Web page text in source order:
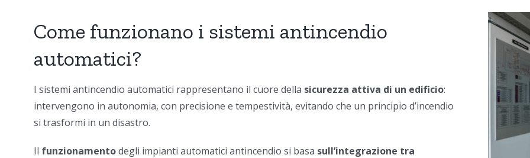
Come funzionano i sistemi antincendio
automatici?
I sistemi antincendio automatici rappresentano il cuore della sicurezza attiva di un edificio:
intervengono in autonomia, con precisione e tempestività, evitando che un principio d’incendio
si trasformi in un disastro.
Il funzionamentodegli impianti automatici antincendio si basa sull’integrazione tra